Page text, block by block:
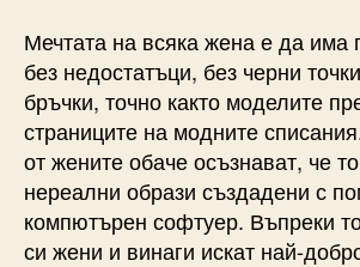
Мечтата на всяка жена е да има
без недостатъци, без черни
бръчки, точно както моделите
страниците на модните
от жените обаче осъзнават, че
нереални образи създадени с
компютърен софтуер. Въпреки
си жени и винаги искат най-